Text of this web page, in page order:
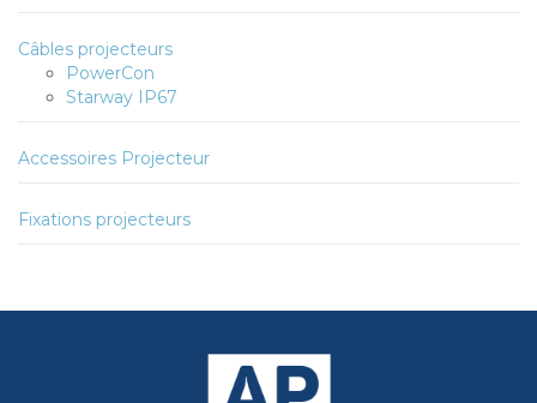
Câbles projecteurs
PowerCon
Starway IP67
Accessoires Projecteur
Fixations projecteurs